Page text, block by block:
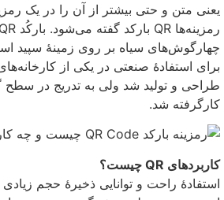
یعنی متن و حتی بیشتر از آن را در یک
چهارگوش‌های سیاه بر روی زمینهٔ سپید
برای استفادهٔ صنعتی در یکی از
طراحی و تولید شد ولی به تدریج در سطح
کارگرفته شد.
کاربردهای QR چیست؟
استفادهٔ راحت و توانایی ذخیرهٔ حجم